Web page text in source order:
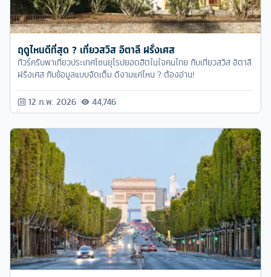
ฤดูไหนดีที่สุด ? เที่ยวสวิส อิตาลี ฝรั่งเศส
ทัวร์ครับพาเที่ยวประเทศโซนยุโรปยอดฮิตในใจคนไทย กับเที่ยวสวิส อิตาลี
ฝรั่งเศส กับข้อมูลแบบจัดเต็ม ดีงามแค่ไหน ? ต้องอ่าน!
12 ก.พ. 2026 44,746